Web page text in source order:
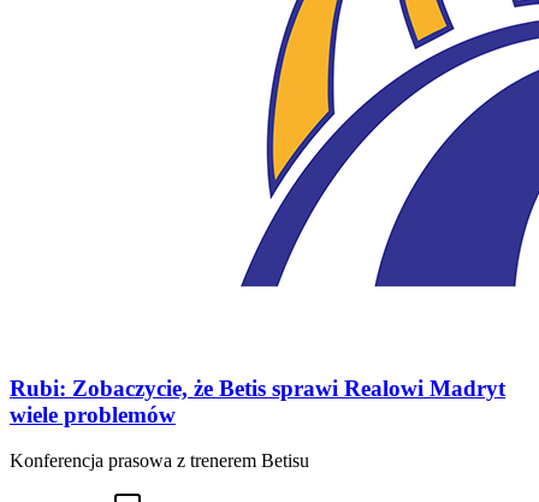
Rubi: Zobaczycie, że Betis sprawi Realowi Madryt
wiele problemów
Konferencja prasowa z trenerem Betisu